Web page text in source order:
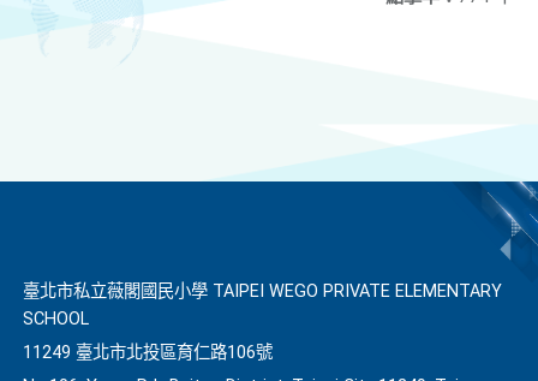
臺北市私立薇閣國民小學 TAIPEI WEGO PRIVATE ELEMENTARY
SCHOOL
11249 臺北市北投區育仁路106號